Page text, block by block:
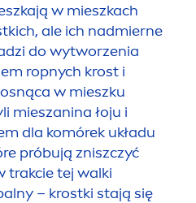
w mieszkach
ale ich nadmierne
do wytworzenia
ropnych krost i
w mieszku
mieszanina łoju i
dla komórek układu
próbują zniszczyć
trakcie tej walki
– krostki stają się